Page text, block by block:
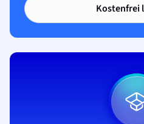
Kostenfrei